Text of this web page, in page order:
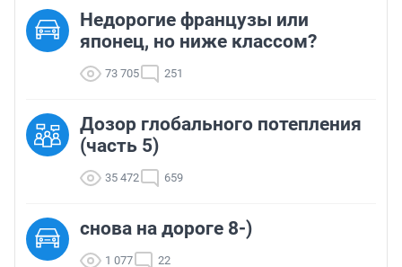
Недорогие французы или
японец, но ниже классом?
73 705 251
Дозор глобального потепления
(часть 5)
35 472 659
снова на дороге 8-)
1 077 22